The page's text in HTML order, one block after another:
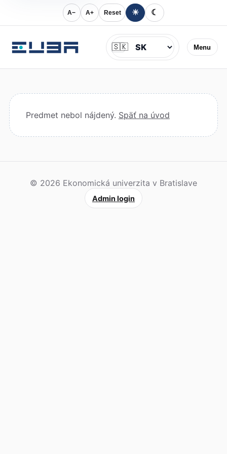
A− A+ Reset ☀ ☾
Menu
Jazyk
🇸🇰
Predmet nebol nájdený. Späť na úvod
© 2026 Ekonomická univerzita v Bratislave
Admin login